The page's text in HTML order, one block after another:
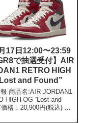
17日12:00〜23:59
で抽選受付】AIR
RETRO HIGH
and Found”
HIGH OG “Lost and
格：20,900円(税込) 概